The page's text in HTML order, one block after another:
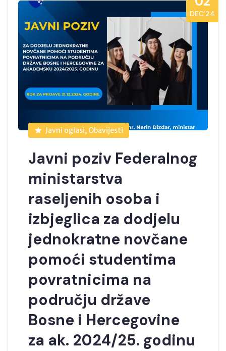
DEC’24
Javni oglasi, Obavijesti
Javni poziv Federalnog
ministarstva
raseljenih osoba i
izbjeglica za dodjelu
jednokratne novčane
pomoći studentima
povratnicima na
području države
Bosne i Hercegovine
za ak. 2024/25. godinu